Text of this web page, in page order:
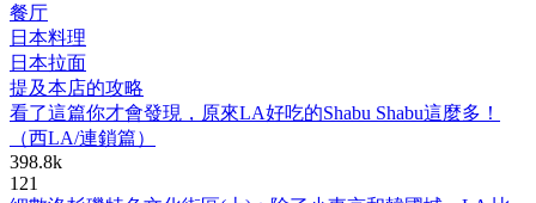
餐厅
日本料理
日本拉面
提及本店的攻略
看了這篇你才會發現，原來LA好吃的Shabu Shabu這麼多！
（西LA/連鎖篇）
398.8k
121